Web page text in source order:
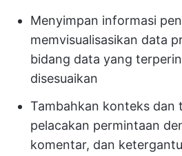
Menyimpan informasi
memvisualisasikan data
bidang data yang
disesuaikan
Tambahkan konteks dan
pelacakan permintaan
komentar, dan